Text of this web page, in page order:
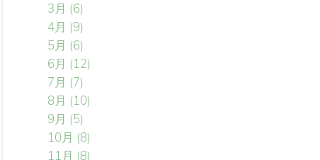
3月 (6)
4月 (9)
5月 (6)
6月 (12)
7月 (7)
8月 (10)
9月 (5)
10月 (8)
11月 (8)